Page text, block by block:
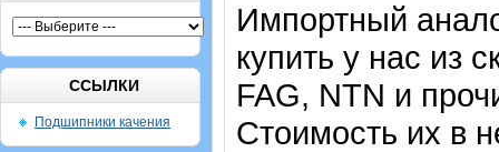
ССЫЛКИ
Подшипники качения
Импортный
купить у нас из
FAG, NTN и
Стоимость их в